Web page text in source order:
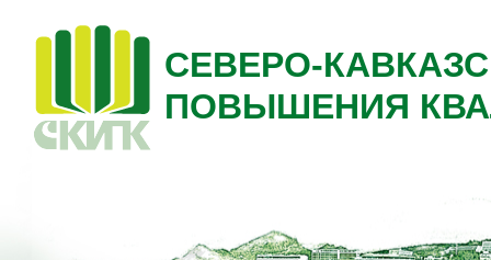
СЕВЕРО-
ПОВЫШЕНИЯ